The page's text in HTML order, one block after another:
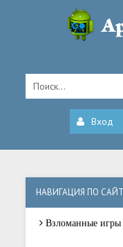
Вход
НАВИГАЦИЯ ПО
Взломанные